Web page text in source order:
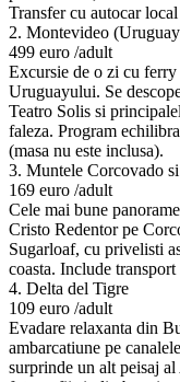
Transfer cu autocar
2. Montevideo
499 euro /adult
Excursie de o zi cu
Uruguayului. Se
Teatro Solis si
faleza. Program
(masa nu este inclusa).
3. Muntele Corcovado
169 euro /adult
Cele mai bune
Cristo Redentor pe
Sugarloaf, cu privelisti
coasta. Include
4. Delta del Tigre
109 euro /adult
Evadare relaxanta din
ambarcatiune pe
surprinde un alt peisaj